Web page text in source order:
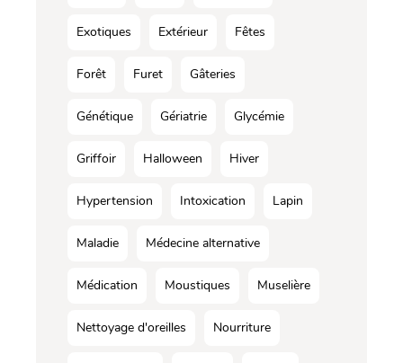
Exotiques Extérieur Fêtes
Forêt Furet Gâteries
Génétique Gériatrie Glycémie
Griffoir Halloween Hiver
Hypertension Intoxication Lapin
Maladie Médecine alternative
Médication Moustiques Muselière
Nettoyage d'oreilles Nourriture